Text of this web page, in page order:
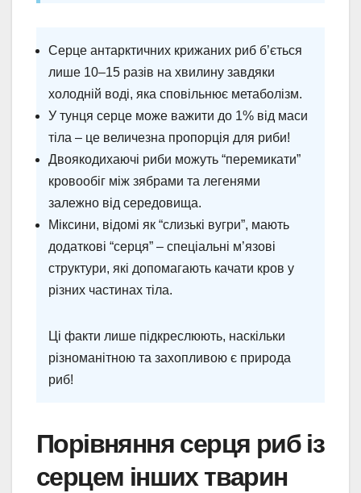
Серце антарктичних крижаних риб б’ється
лише 10–15 разів на хвилину завдяки
холодній воді, яка сповільнює метаболізм.
У тунця серце може важити до 1% від маси
тіла – це величезна пропорція для риби!
Двоякодихаючі риби можуть “перемикати”
кровообіг між зябрами та легенями
залежно від середовища.
Міксини, відомі як “слизькі вугри”, мають
додаткові “серця” – спеціальні м’язові
структури, які допомагають качати кров у
різних частинах тіла.
Ці факти лише підкреслюють, наскільки
різноманітною та захопливою є природа
риб!
Порівняння серця риб із
серцем інших тварин